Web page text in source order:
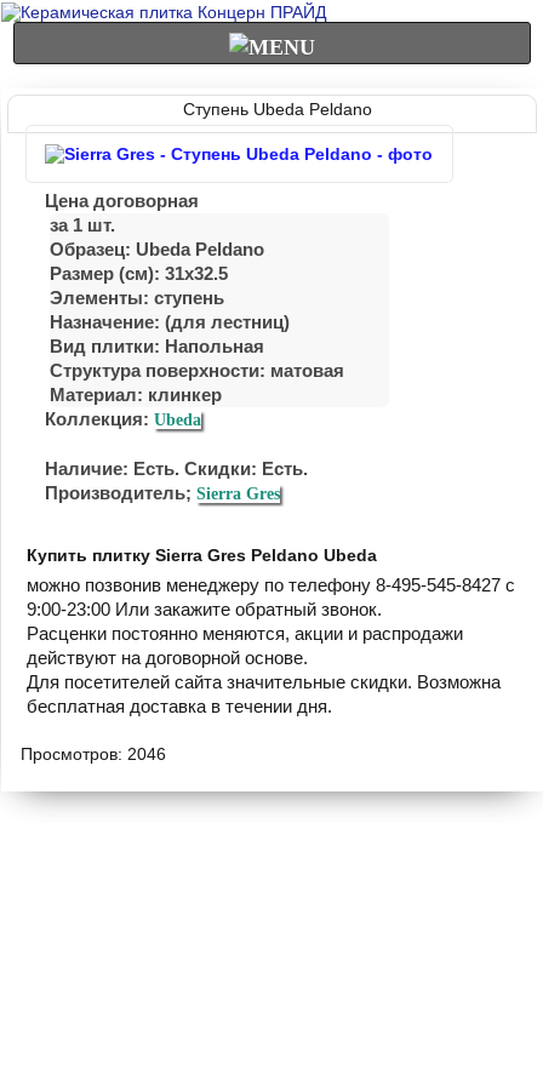
Ступень Ubeda Peldano
Цена договорная
за 1 шт.
Образец: Ubeda Peldano
Размер (см): 31x32.5
Элементы: ступень
Назначение: (для лестниц)
Вид плитки: Напольная
Структура поверхности: матовая
Материал: клинкер
Коллекция: Ubeda
Наличие: Есть. Скидки: Есть.
Производитель; Sierra Gres
Купить плитку Sierra Gres Peldano Ubeda
можно позвонив менеджеру по телефону 8-495-545-8427 с
9:00-23:00 Или закажите обратный звонок.
Расценки постоянно меняются, акции и распродажи
действуют на договорной основе.
Для посетителей сайта значительные скидки. Возможна
бесплатная доставка в течении дня.
Просмотров: 2046